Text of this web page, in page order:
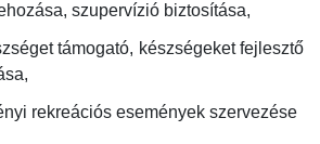
szupervízió biztosítása,
támogató, készségeket fejlesztő
rekreációs események szervezése